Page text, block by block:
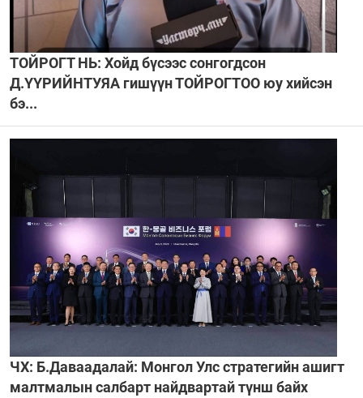
ТОЙРОГТ НЬ: Хойд бүсээс сонгогдсон
Д.ҮҮРИЙНТУЯА гишүүн ТОЙРОГТОО юу хийсэн
бэ...
ЧХ: Б.Даваадалай: Монгол Улс стратегийн ашигт
малтмалын салбарт найдвартай түнш байх